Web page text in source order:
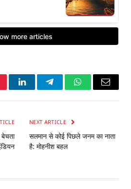
LinkedInTelegramWhatsApp
Email
NEXT ARTICLE
सलमान से कोई पिछले जनम का नाता
है: मोहनीश बहल